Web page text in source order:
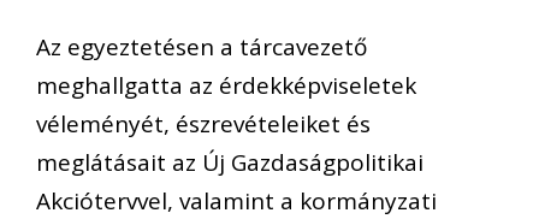
Az egyeztetésen a tárcavezető
meghallgatta az érdekképviseletek
véleményét, észrevételeiket és
meglátásait az Új Gazdaságpolitikai
Akciótervvel, valamint a kormányzati